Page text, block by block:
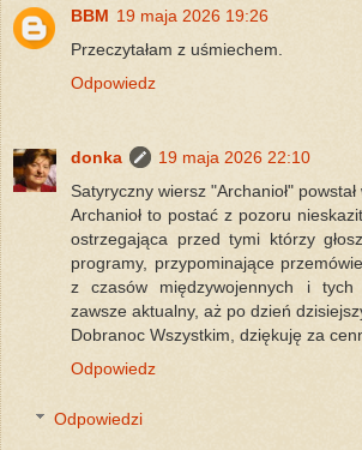
BBM 19 maja 2026 19:26
Przeczytałam z uśmiechem.
Odpowiedz
donka
19 maja 2026 22:10
Satyryczny wiersz "Archanioł" powstał
Archanioł to postać z pozoru
ostrzegająca przed tymi którzy
programy, przypominające
z czasów międzywojennych i tych
zawsze aktualny, aż po dzień
Dobranoc Wszystkim, dziękuję za
Odpowiedz
Odpowiedzi